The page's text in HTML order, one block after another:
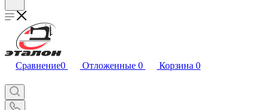
Сравнение0 Отложенные 0 Корзина 0